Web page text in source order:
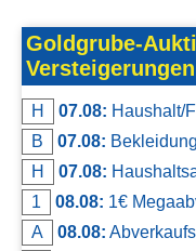
Marktplatz
Auktionen
jetzt inserieren
Goldgrube-
Versteigerungen
H 07.08: Haushalt/
B
07.08:
H
07.08:
1
08.08: 1€
A
08.08: